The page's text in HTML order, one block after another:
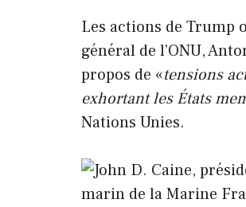
Les actions de Trump
général de l’ONU,
propos de «tensions
exhortant les États
Nations Unies.